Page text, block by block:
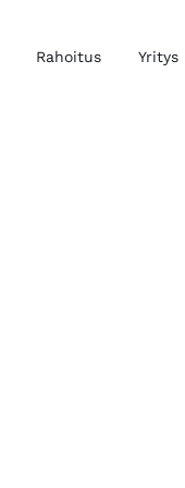
Rahoitus Yritys